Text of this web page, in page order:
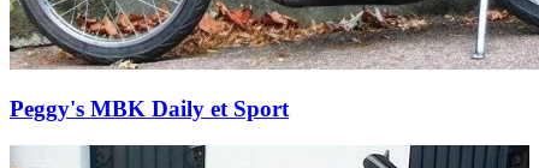
Peggy's MBK Daily et Sport